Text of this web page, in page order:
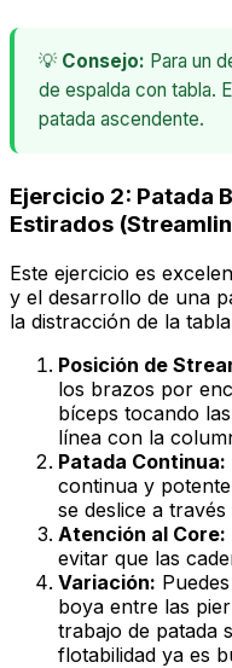
💡 Consejo: Para un
de espalda con tabla.
patada ascendente.
Ejercicio 2: Patada
Estirados
Este ejercicio es
y el desarrollo de una
la distracción de la
Posición de
los brazos por
bíceps tocando
línea con la
Patada Continua:
continua y
se deslice a
Atención al Core:
evitar que las
Variación:
boya entre las
trabajo de patada
flotabilidad ya es